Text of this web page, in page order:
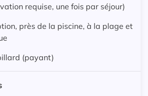
requise, une fois par séjour)
près de la piscine, à la plage et
(payant)